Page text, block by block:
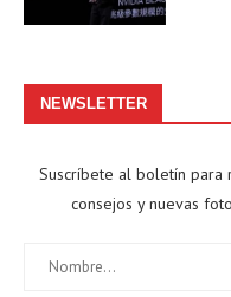
NEWSLETTER
Suscríbete al boletín para
consejos y nuevas